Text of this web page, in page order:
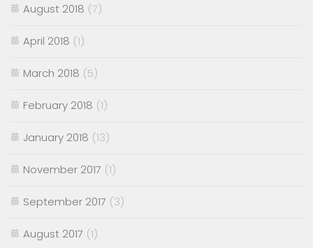
August 2018 (7)
April 2018 (1)
March 2018 (5)
February 2018 (1)
January 2018 (13)
November 2017 (1)
September 2017 (3)
August 2017 (1)